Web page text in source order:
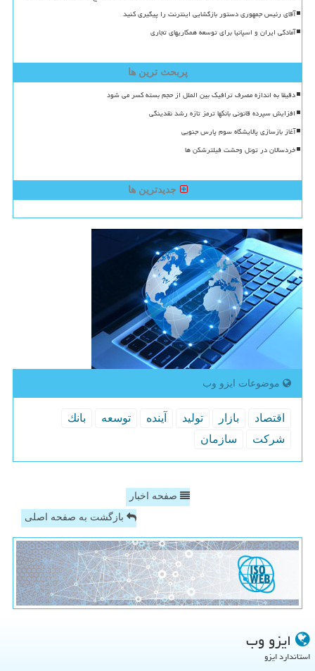
آقای رئیس جمهوری دستور بازگشایی اینترنت را پیگیری کنید
آمادگی ایران و اسپانیا برای توسعه همکاریهای تجاری
پربحث ترین ها
دقیقا به اندازه مصرف ترافیک بین الملل از حجم بسته کسر می شود
افزایش سپرده قانونی بانکها ترمز تازه رشد نقدینگی
آغاز بازسازی پالایشگاه سوم پارس جنوبی
خردسالان در تونل وحشت فیلترشکن ها
جدیدترین ها
موضوعات ایزو وب
اقتصاد بازار تولید آینده توسعه
بانك
شركت
سازمان
صفحه اخبار
بازگشت به صفحه اصلی
ایزو وب
استاندارد ایزو